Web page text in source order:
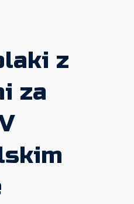
z
za